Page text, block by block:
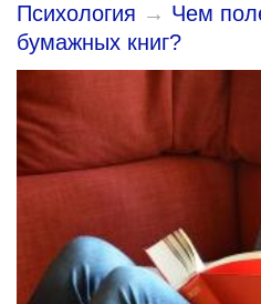
Психология → Чем
бумажных книг?